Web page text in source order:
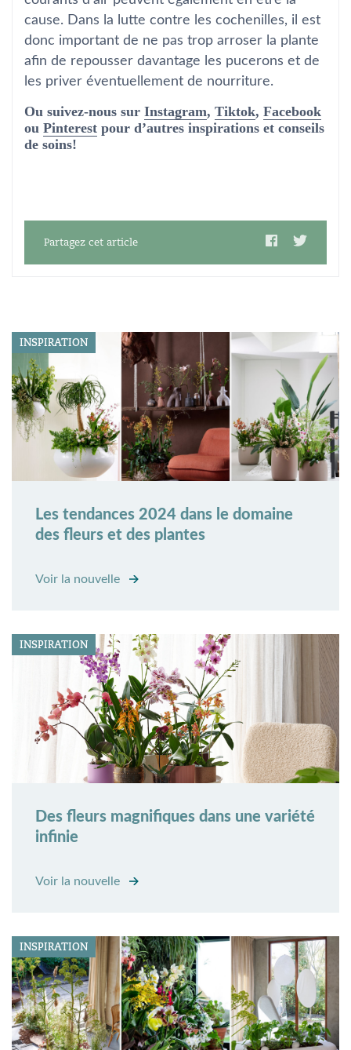
cause. Dans la lutte contre les cochenilles, il est
donc important de ne pas trop arroser la plante
afin de repousser davantage les pucerons et de
les priver éventuellement de nourriture.
Ou suivez-nous sur Instagram, Tiktok, Facebook
ou Pinterest pour d’autres inspirations et conseils
de soins!
Partagez cet article
INSPIRATION
Les tendances 2024 dans le domaine
des fleurs et des plantes
Voir la nouvelle
INSPIRATION
Des fleurs magnifiques dans une variété
infinie
Voir la nouvelle
INSPIRATION